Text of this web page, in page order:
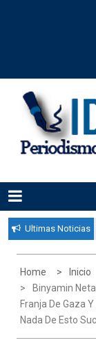
Periodismo de
Ultimas Noticias
Home
Inicio
Binyamin
Franja De Gaza
Nada De Esto